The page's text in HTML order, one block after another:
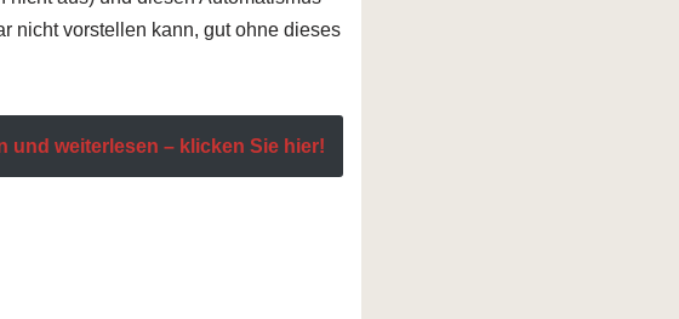
nicht vorstellen kann, gut ohne dieses
und weiterlesen – klicken Sie hier!